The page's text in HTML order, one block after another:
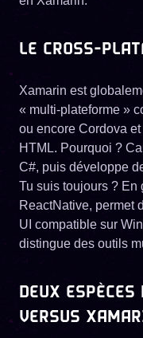
LE CROSS-
Xamarin est
« multi-plateforme »
ou encore Cordova
HTML. Pourquoi ?
C#, puis développe
Tu suis toujours ? En
ReactNative, permet
UI compatible sur
distingue des outils
DEUX
VERSUS